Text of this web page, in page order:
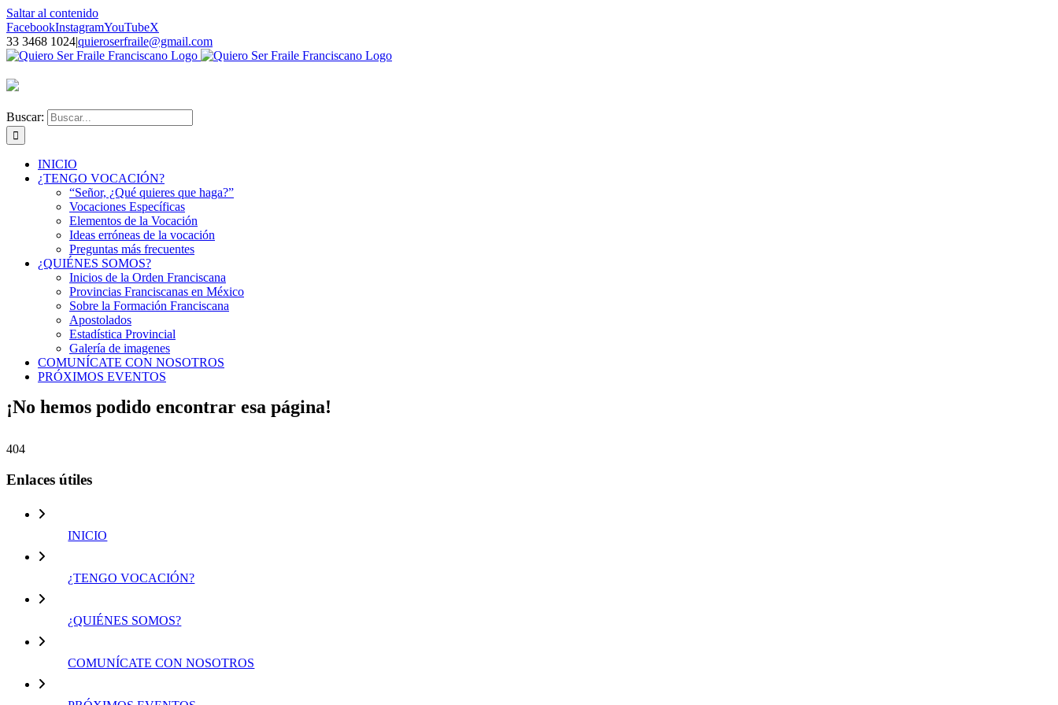
Saltar al contenido
FacebookInstagramYouTubeX
33 3468 1024|quieroserfraile@gmail.com
Buscar:
INICIO
¿TENGO VOCACIÓN?
“Señor, ¿Qué quieres que haga?”
Vocaciones Específicas
Elementos de la Vocación
Ideas erróneas de la vocación
Preguntas más frecuentes
¿QUIÉNES SOMOS?
Inicios de la Orden Franciscana
Provincias Franciscanas en México
Sobre la Formación Franciscana
Apostolados
Estadística Provincial
Galería de imagenes
COMUNÍCATE CON NOSOTROS
PRÓXIMOS EVENTOS
¡No hemos podido encontrar esa página!
404
Enlaces útiles
INICIO
¿TENGO VOCACIÓN?
¿QUIÉNES SOMOS?
COMUNÍCATE CON NOSOTROS